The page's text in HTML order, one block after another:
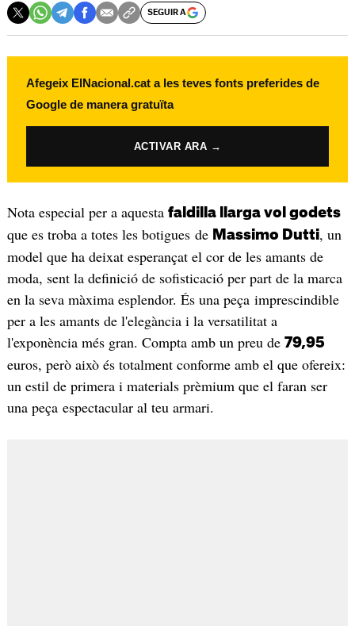
SEGUIR A
Afegeix ElNacional.cat a les teves fonts preferides de
Google de manera gratuïta
ACTIVAR ARA →
Nota especial per a aquesta faldilla llarga vol godets
que es troba a totes les botigues de Massimo Dutti, un
model que ha deixat esperançat el cor de les amants de
moda, sent la definició de sofisticació per part de la marca
en la seva màxima esplendor. És una peça imprescindible
per a les amants de l'elegància i la versatilitat a
l'exponència més gran. Compta amb un preu de 79,95
euros, però això és totalment conforme amb el que ofereix:
un estil de primera i materials prèmium que el faran ser
una peça espectacular al teu armari.